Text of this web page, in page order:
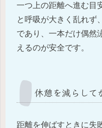
一つ上の距離へ進む目
と呼吸が大きく乱れず
であり、一本だけ偶然
えるのが安全です。
休憩を減らして
距離を伸ばすときに失